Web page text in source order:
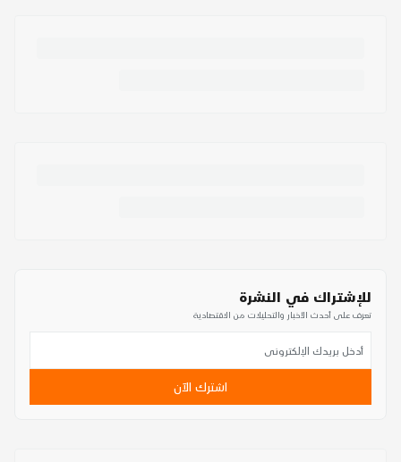
للإشتراك في النشرة
تعرف على أحدث الأخبار والتحليلات من الاقتصادية
اشترك الآن